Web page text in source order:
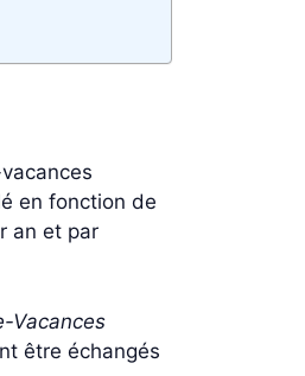
en fonction de
an et par
Vacances
être échangés